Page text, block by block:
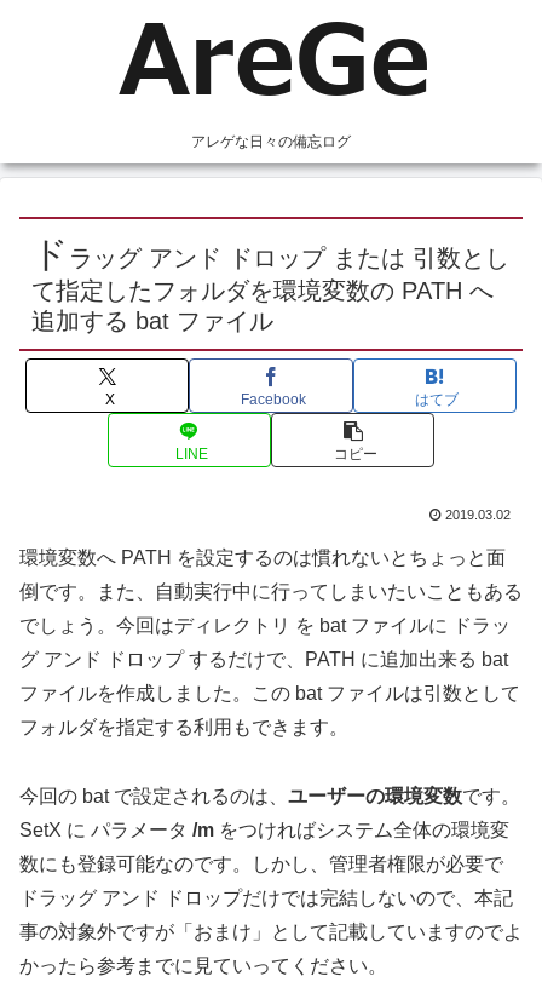
アレゲな日々の備忘ログ
ド ラッグ アンド ドロップ または 引数とし
て指定したフォルダを環境変数の PATH へ
追加する bat ファイル
X Facebook はてブ
LINE コピー
2019.03.02
環境変数へ PATH を設定するのは慣れないとちょっと面
倒です。また、自動実行中に行ってしまいたいこともある
でしょう。今回はディレクトリ を bat ファイルに ドラッ
グ アンド ドロップ するだけで、PATH に追加出来る bat
ファイルを作成しました。この bat ファイルは引数として
フォルダを指定する利用もできます。
今回の bat で設定されるのは、 ユーザーの環境変数です。
SetX に パラメータ /m をつければシステム全体の環境変
数にも登録可能なのです。しかし、管理者権限が必要で
ドラッグ アンド ドロップだけでは完結しないので、本記
事の対象外ですが「おまけ」として記載していますのでよ
かったら参考までに見ていってください。